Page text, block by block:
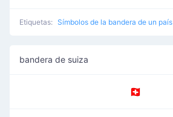
Etiquetas: Símbolos de la bandera de un país
bandera de suiza
🇨🇭